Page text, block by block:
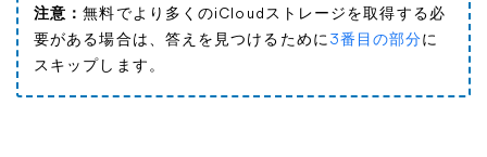
注意：無料でより多くのiCloudストレージを取得する必
要がある場合は、答えを見つけるために 3番目の部分に
スキップします。